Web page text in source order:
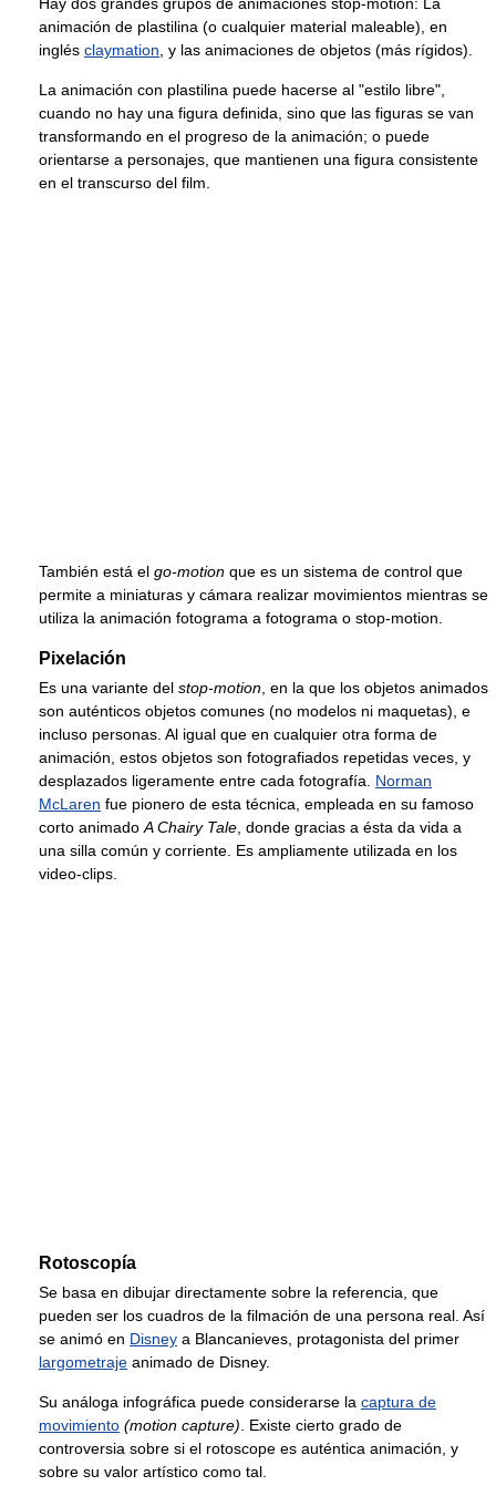
animación de plastilina (o cualquier material maleable), en
inglés claymation , y las animaciones de objetos (más rígidos).
La animación con plastilina puede hacerse al "estilo libre",
cuando no hay una figura definida, sino que las figuras se van
transformando en el progreso de la animación; o puede
orientarse a personajes, que mantienen una figura consistente
en el transcurso del film.
También está el go-motion que es un sistema de control que
permite a miniaturas y cámara realizar movimientos mientras se
utiliza la animación fotograma a fotograma o stop-motion.
Pixelación
Es una variante del stop-motion , en la que los objetos animados
son auténticos objetos comunes (no modelos ni maquetas), e
incluso personas. Al igual que en cualquier otra forma de
animación, estos objetos son fotografiados repetidas veces, y
desplazados ligeramente entre cada fotografía. Norman
McLaren fue pionero de esta técnica, empleada en su famoso
corto animado A Chairy Tale , donde gracias a ésta da vida a
una silla común y corriente. Es ampliamente utilizada en los
video-clips.
Rotoscopía
Se basa en dibujar directamente sobre la referencia, que
pueden ser los cuadros de la filmación de una persona real. Así
se animó en Disney a Blancanieves, protagonista del primer
largometraje animado de Disney.
Su análoga infográfica puede considerarse la captura de
movimiento (motion capture) . Existe cierto grado de
controversia sobre si el rotoscope es auténtica animación, y
sobre su valor artístico como tal.